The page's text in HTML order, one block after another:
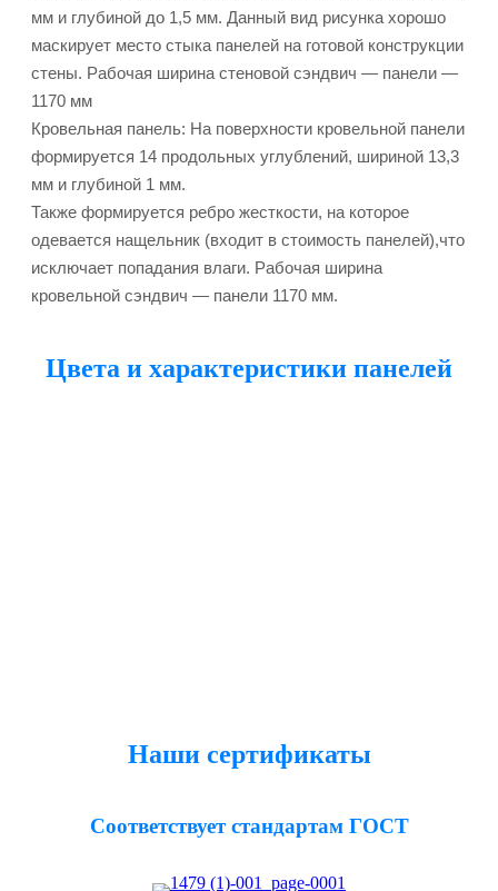
мм и глубиной до 1,5 мм. Данный вид рисунка хорошо
маскирует место стыка панелей на готовой конструкции
стены. Рабочая ширина стеновой сэндвич — панели —
1170 мм
Кровельная панель: На поверхности кровельной панели
формируется 14 продольных углублений, шириной 13,3
мм и глубиной 1 мм.
Также формируется ребро жесткости, на которое
одевается нащельник (входит в стоимость панелей),что
исключает попадания влаги. Рабочая ширина
кровельной сэндвич — панели 1170 мм.
Цвета и характеристики панелей
Наши сертификаты
Соответствует стандартам ГОСТ